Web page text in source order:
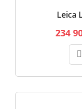
Leica
234